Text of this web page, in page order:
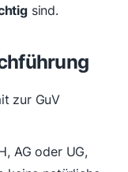
sind.
zur GuV
AG oder UG,